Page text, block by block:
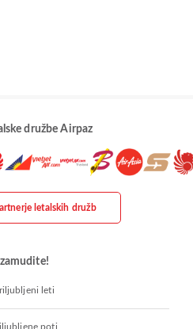
družbe Airpaz
letalskih družb
leti
poti